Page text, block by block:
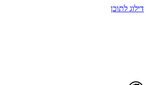
דילוג לתוכן